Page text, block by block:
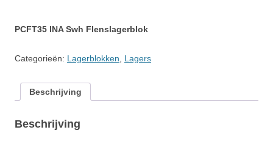
PCFT35 INA Swh Flenslagerblok
Categorieën: Lagerblokken Lagers
Beschrijving
Beschrijving